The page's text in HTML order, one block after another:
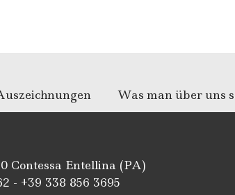
Was man über uns
Contessa Entellina (PA)
- +39 338 856 3695